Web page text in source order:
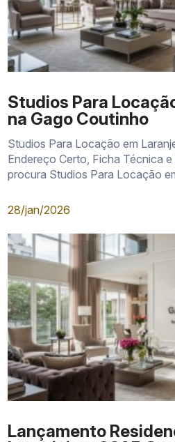
Studios Para
na Gago Coutinho
Studios Para Locação em
Endereço Certo, Ficha Técnica
procura Studios Para Locação
28/jan/2026
Lançamento